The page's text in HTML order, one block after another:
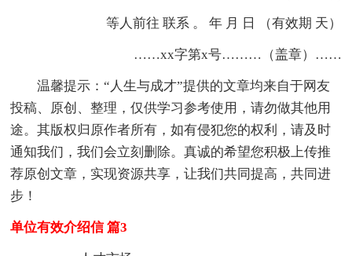
等人前往 联系 。 年 月 日 （有效期 天）
……xx字第x号………（盖章）……
温馨提示：“人生与成才”提供的文章均来自于网友
投稿、原创、整理，仅供学习参考使用，请勿做其他用
途。其版权归原作者所有，如有侵犯您的权利，请及时
通知我们，我们会立刻删除。真诚的希望您积极上传推
荐原创文章，实现资源共享，让我们共同提高，共同进
步！
单位有效介绍信 篇3